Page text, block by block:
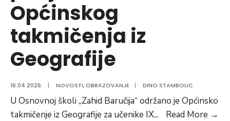
Općinskog
takmičenja iz
Geografije
16.04.2026. | NOVOSTI,OBRAZOVANJE | DINO STAMBOLIC
U Osnovnoj školi „Zahid Baručija“ održano je Općinsko
takmičenje iz Geografije za učenike IX... Read More →